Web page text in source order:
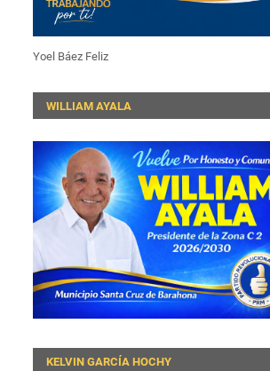
Yoel Báez Feliz
WILLIAM AYALA
KELVIN GARCÍA HOCHY